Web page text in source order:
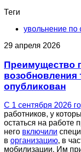
Теги
увольнение
29 апреля 2026
Преимущество
возобновления
опубликован
С 1 сентября 2026
работников, у
остаться на работе
него включили
в организацию, в
мобилизации. Им